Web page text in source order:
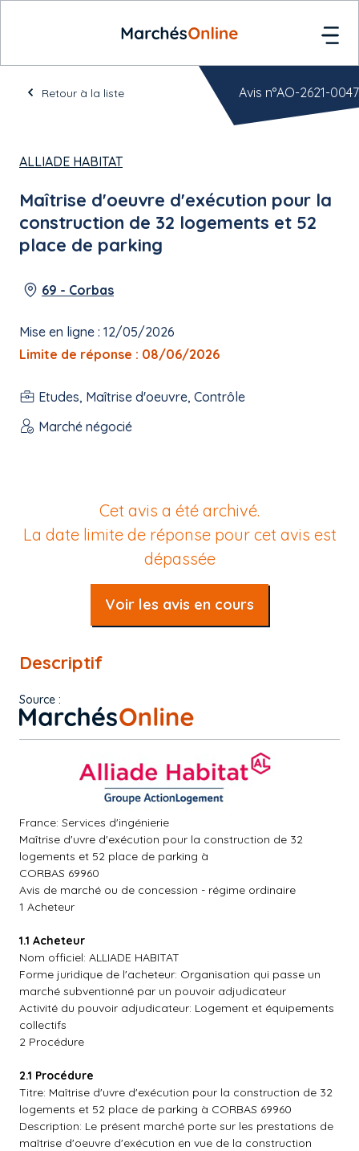
Retour à la liste
ALLIADE HABITAT
Maîtrise d'oeuvre d'exécution pour la
construction de 32 logements et 52
place de parking
69 - Corbas
Mise en ligne : 12/05/2026
Limite de réponse : 08/06/2026
Etudes, Maîtrise d'oeuvre, Contrôle
Marché négocié
Avis n°AO-2621-0047
Cet avis a été archivé.
La date limite de réponse pour cet avis est
dépassée
Voir les avis en cours
Descriptif
Source :
France: Services d'ingénierie
Maîtrise d'uvre d'exécution pour la construction de 32
logements et 52 place de parking à
CORBAS 69960
Avis de marché ou de concession - régime ordinaire
1 Acheteur
1.1 Acheteur
Nom officiel: ALLIADE HABITAT
Forme juridique de l'acheteur: Organisation qui passe un
marché subventionné par un pouvoir adjudicateur
Activité du pouvoir adjudicateur: Logement et équipements
collectifs
2 Procédure
2.1 Procédure
Titre: Maîtrise d'uvre d'exécution pour la construction de 32
logements et 52 place de parking à CORBAS 69960
Description: Le présent marché porte sur les prestations de
maîtrise d'oeuvre d'exécution en vue de la construction